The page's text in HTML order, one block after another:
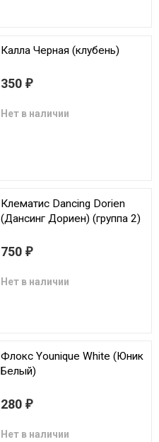
Калла Черная (клубень)
350 ₽
Нет в наличии
Клематис Dancing Dorien
(Дансинг Дориен) (группа 2)
750 ₽
Нет в наличии
Флокс Younique White (Юник
Белый)
280 ₽
Нет в наличии